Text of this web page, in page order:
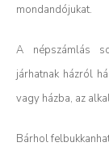
mondandójukat.
A népszámlás
járhatnak házról
vagy házba, az
Bárhol